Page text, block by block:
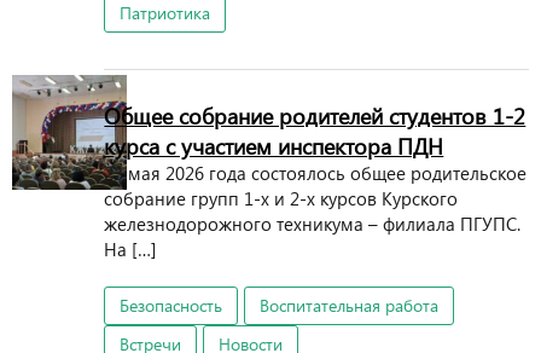
Патриотика
Общее собрание родителей студентов 1-2
курса с участием инспектора ПДН
23 мая 2026 года состоялось общее родительское
собрание групп 1-х и 2-х курсов Курского
железнодорожного техникума – филиала ПГУПС.
На […]
Безопасность
Воспитательная работа
Встречи
Новости